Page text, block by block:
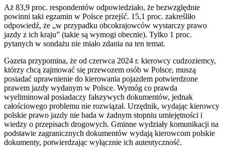
Aż 83,9 proc. respondentów odpowiedziało, że bezwzględnie
powinni taki egzamin w Polsce przejść. 15,1 proc. zakreśliło
odpowiedź, że „w przypadku obcokrajowców wystarczy prawo
jazdy z ich kraju” (takie są wymogi obecnie). Tylko 1 proc.
pytanych w sondażu nie miało zdania na ten temat.
Gazeta przypomina, że od czerwca 2024 r. kierowcy cudzoziemcy,
którzy chcą zajmować się przewozem osób w Polsce, muszą
posiadać uprawnienie do kierowania pojazdem potwierdzone
prawem jazdy wydanym w Polsce. Wymóg co prawda
wyeliminował posiadaczy fałszywych dokumentów, jednak
całościowego problemu nie rozwiązał. Urzędnik, wydając kierowcy
polskie prawo jazdy nie bada w żadnym stopniu umiejętności i
wiedzy o przepisach drogowych. Gminne wydziały komunikacji na
podstawie zagranicznych dokumentów wydają kierowcom polskie
dokumenty, potwierdzając wyłącznie ich autentyczność.